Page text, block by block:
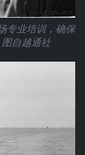
专业培训，确保
自越通社